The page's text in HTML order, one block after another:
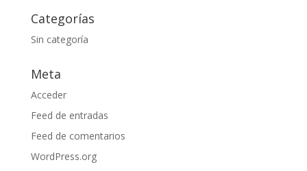
Categorías
Sin categoría
Meta
Acceder
Feed de entradas
Feed de comentarios
WordPress.org